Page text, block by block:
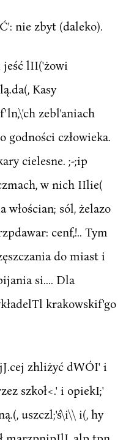
nie zbyt (daleko).
jeść lII('żowi
Kasy
zebl'aniach
godności człowieka.
cielesne. ;-;ip
w nich IIlie(
sól, żelazo
cenf,!.. Tym
do miast i
si.... Dla
krakowskif'go
zhliżyć dWÓI' i
szkoł<.' i opiekI;'
uszczl;'ś\i\\ i(, hy